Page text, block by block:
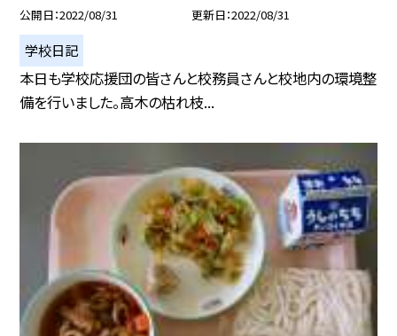
公開日 2022/08/31 更新日 2022/08/31
学校日記
本日も学校応援団の皆さんと校務員さんと校地内の環境整
備を行いました。高木の枯れ枝...